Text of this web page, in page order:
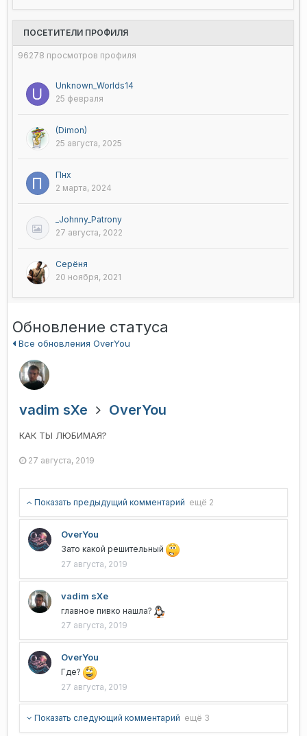
ПОСЕТИТЕЛИ ПРОФИЛЯ
96278 просмотров профиля
Unknown_Worlds14
25 февраля
(Dimon)
25 августа, 2025
Пнх
2 марта, 2024
_Johnny_Patrony
27 августа, 2022
Серёня
20 ноября, 2021
Обновление статуса
Все обновления OverYou
vadim sXe OverYou
КАК ТЫ ЛЮБИМАЯ?
27 августа, 2019
Показать предыдущий комментарий ещё 2
OverYou
Зато какой решительный
27 августа, 2019
vadim sXe
главное пивко нашла?
27 августа, 2019
OverYou
Где?
27 августа, 2019
Показать следующий комментарий ещё 3